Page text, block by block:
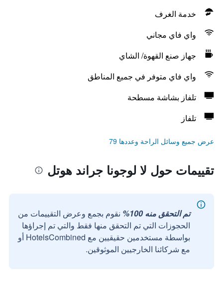
خدمة الغرف
واي فاي مجاني
جهاز صنع القهوة/ الشاي
واي فاي متوفر في جميع المناطق
تلفاز بشاشة مسطحة
تلفاز
عرض جميع وسائل الراحة وعددها 79
تقييمات حول لا لوجونا جراند هوتل
تم التحقق منه 100%
نقوم بجمع وعرض التقييمات من
الحجوزات التي تم التحقق منها فقط والتي تم إجراؤها
بواسطة مستخدمين حقيقيين مع HotelsCombined أو
مع شركائنا الخارجيين الموثوقين.